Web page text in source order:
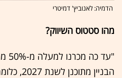
הדמיה: לאנוביץ' דמיטרי
מהו סטטוס השיווק?
הבניין